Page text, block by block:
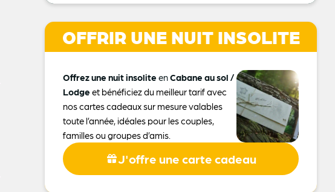
OFFRIR UNE NUIT INSOLITE
Offrez une nuit insolite enCabane au sol /
Lodge et bénéficiez du meilleur tarif avec
nos cartes cadeaux sur mesure valables
toute l’année, idéales pour les couples,
familles ou groupes d’amis.
J'offre une carte cadeau